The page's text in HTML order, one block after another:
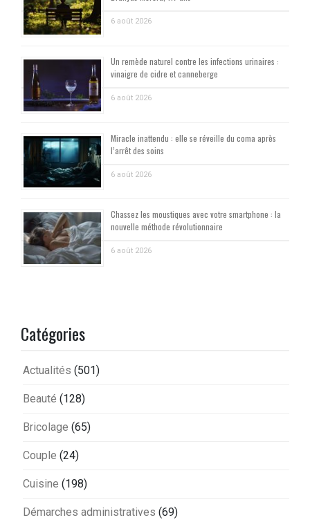
6 août 2026
Un remède naturel contre les infections urinaires :
vinaigre de cidre et canneberge
6 août 2026
Miracle inattendu : elle se réveille du coma après
l’arrêt des soins
6 août 2026
Chassez les moustiques avec votre smartphone : la
nouvelle méthode révolutionnaire
6 août 2026
Catégories
Actualités (501)
Beauté (128)
Bricolage (65)
Couple (24)
Cuisine (198)
Démarches administratives (69)